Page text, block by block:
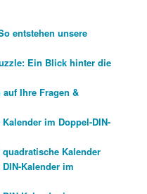
entstehen unsere
Ein Blick hinter die
Ihre Fragen &
im Doppel-DIN-
quadratische Kalender
Kalender im